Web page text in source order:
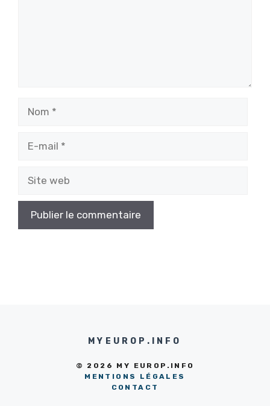
mail
web
MYEUROP.INFO
© 2026 MY EUROP.INFO
MENTIONS LÉGALES
CONTACT